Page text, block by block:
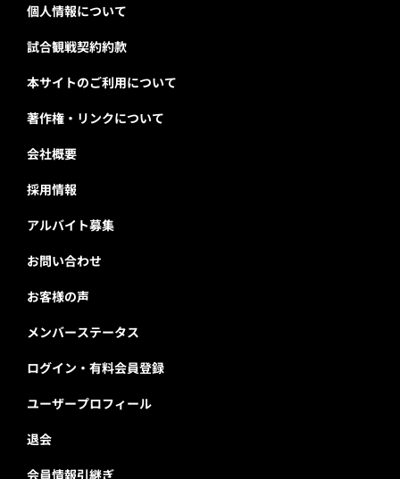
個人情報について
試合観戦契約約款
本サイトのご利用について
著作権・リンクについて
会社概要
採用情報
アルバイト募集
お問い合わせ
お客様の声
メンバーステータス
ログイン・有料会員登録
ユーザープロフィール
退会
会員情報引継ぎ